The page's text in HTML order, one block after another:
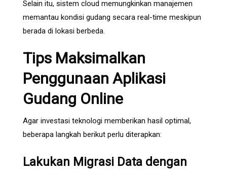
Selain itu, sistem cloud memungkinkan manajemen
memantau kondisi gudang secara real-time meskipun
berada di lokasi berbeda.
Tips Maksimalkan
Penggunaan Aplikasi
Gudang Online
Agar investasi teknologi memberikan hasil optimal,
beberapa langkah berikut perlu diterapkan:
Lakukan Migrasi Data dengan